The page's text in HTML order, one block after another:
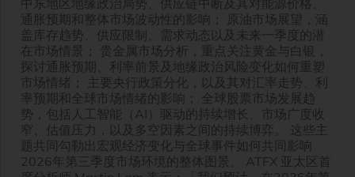
通胀预期和整体市场波动性的影响； 原油市场展望，涵
盖库存趋势、供应限制、需求动态以及未来一季度的潜
在市场情景； 贵金属市场分析，重点关注黄金与白银，
探讨通胀预期、利率前景及地缘政治风险变化如何重塑
市场情绪； 主要央行政策分化，以及其对汇率走势、利
率预期和全球市场情绪的影响； 全球股票市场发展趋
势，包括人工智能（AI）驱动的持续增长、市场广度收
窄、估值压力，以及多空因素之间的持续博弈。 这些主
题共同勾勒出宏观经济变化与全球事件如何共同影响
2026年第三季度市场环境的整体图景。 ATFX 亚太区首